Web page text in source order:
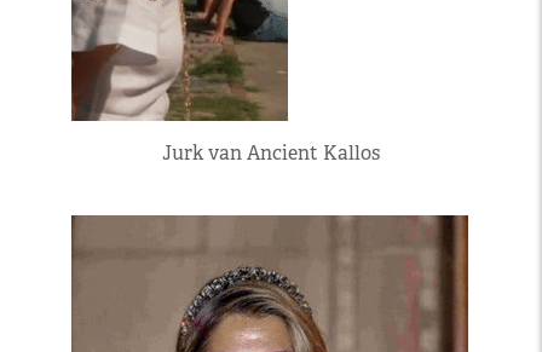
Jurk van Ancient Kallos